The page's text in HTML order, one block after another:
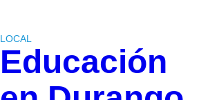
LOCAL
Educación